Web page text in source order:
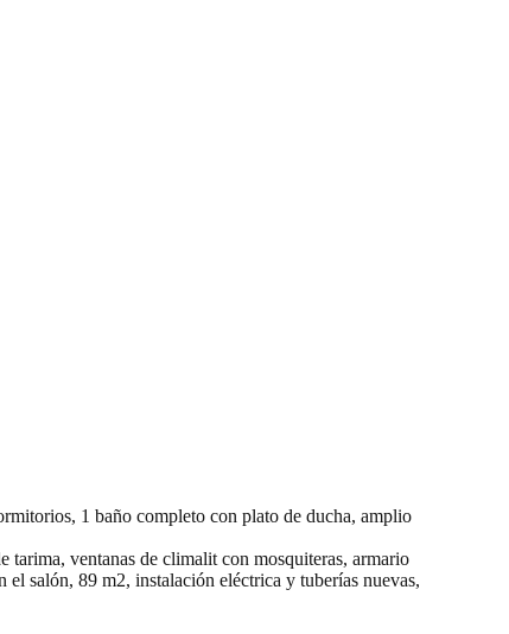
1 baño completo con plato de ducha, amplio
tarima, ventanas de climalit con mosquiteras, armario
salón, 89 m2, instalación eléctrica y tuberías nuevas,